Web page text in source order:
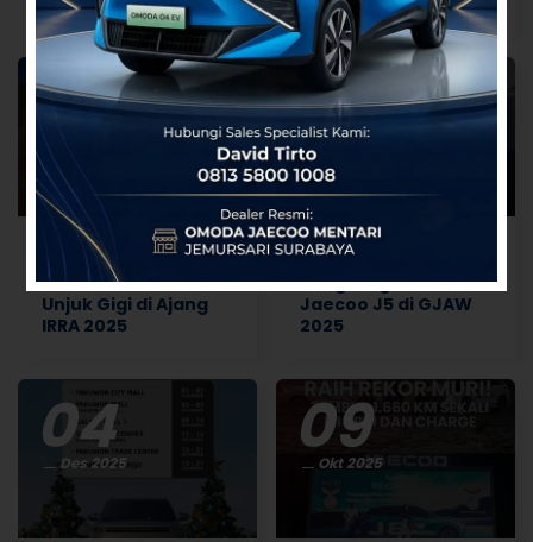
11
Berita
Jaecoo J8 SHS ARDIS
Unjuk Gigi di Ajang
IRRA 2025
04
Des 2025
Kat:Automotive
Penghargaan
Jaecoo J5 di GJAW
2025
04
Des 2025 09
Okt 2025